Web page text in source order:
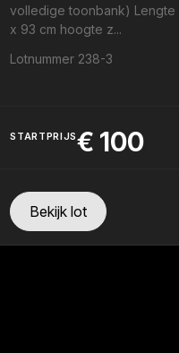
volledige toonbank) Lengte
x 93 cm hoogte z...
Lotnummer 238-3
STARTPRIJS€ 100
Bekijk lot